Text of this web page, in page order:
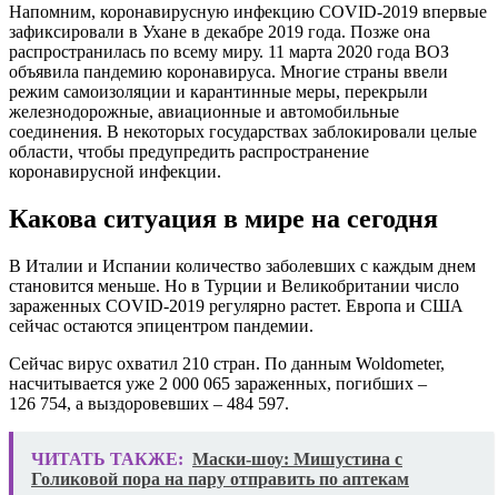
Напомним, коронавирусную инфекцию COVID-2019 впервые
зафиксировали в Ухане в декабре 2019 года. Позже она
распространилась по всему миру. 11 марта 2020 года ВОЗ
объявила пандемию коронавируса. Многие страны ввели
режим самоизоляции и карантинные меры, перекрыли
железнодорожные, авиационные и автомобильные
соединения. В некоторых государствах заблокировали целые
области, чтобы предупредить распространение
коронавирусной инфекции.
Какова ситуация в мире на сегодня
В Италии и Испании количество заболевших с каждым днем
становится меньше. Но в Турции и Великобритании число
зараженных COVID-2019 регулярно растет. Европа и США
сейчас остаются эпицентром пандемии.
Сейчас вирус охватил 210 стран. По данным Woldometer,
насчитывается уже 2 000 065 зараженных, погибших –
126 754, а выздоровевших – 484 597.
ЧИТАТЬ ТАКЖЕ: Маски-шоу: Мишустина с
Голиковой пора на пару отправить по аптекам